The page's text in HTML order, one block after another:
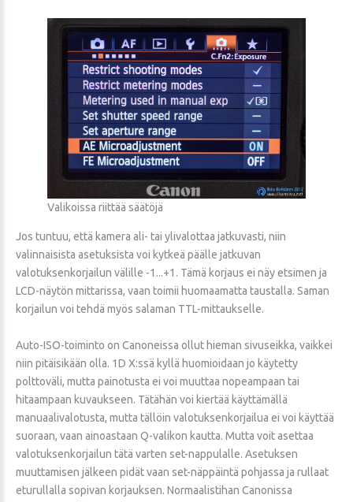
Valikoissa riittää säätöjä
Jos tuntuu, että kamera ali- tai ylivalottaa jatkuvasti, niin
valinnaisista asetuksista voi kytkeä päälle jatkuvan
valotuksenkorjailun välille -1...+1. Tämä korjaus ei näy etsimen ja
LCD-näytön mittarissa, vaan toimii huomaamatta taustalla. Saman
korjailun voi tehdä myös salaman TTL-mittaukselle.
Auto-ISO-toiminto on Canoneissa ollut hieman sivuseikka, vaikkei
niin pitäisikään olla. 1D X:ssä kyllä huomioidaan jo käytetty
polttoväli, mutta painotusta ei voi muuttaa nopeampaan tai
hitaampaan kuvaukseen. Tätähän voi kiertää käyttämällä
manuaalivalotusta, mutta tällöin valotuksenkorjailua ei voi käyttää
suoraan, vaan ainoastaan Q-valikon kautta. Mutta voit asettaa
valotuksenkorjailun tätä varten set-nappulalle. Asetuksen
muuttamisen jälkeen pidät vaan set-näppäintä pohjassa ja rullaat
eturullalla sopivan korjauksen. Normaalistihan Canonissa